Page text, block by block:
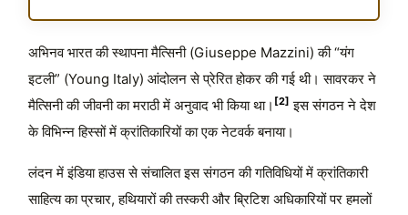
अभिनव भारत की स्थापना मैत्सिनी (Giuseppe Mazzini) की “यंग
इटली” (Young Italy) आंदोलन से प्रेरित होकर की गई थी। सावरकर ने
मैत्सिनी की जीवनी का मराठी में अनुवाद भी किया था। [2] इस संगठन ने देश
के विभिन्न हिस्सों में क्रांतिकारियों का एक नेटवर्क बनाया।
लंदन में इंडिया हाउस से संचालित इस संगठन की गतिविधियों में क्रांतिकारी
साहित्य का प्रचार, हथियारों की तस्करी और ब्रिटिश अधिकारियों पर हमलों